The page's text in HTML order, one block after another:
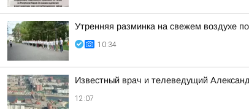
Утренняя разминка на свежем воздухе
10:34
Известный врач и телеведущий
12:07